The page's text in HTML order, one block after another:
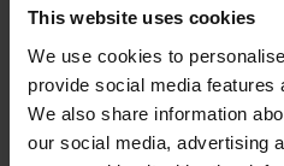
This website uses cookies
We use cookies to
provide social media features
We also share information
our social media, advertising
Créer un compte
Créez un compte en ligne
faire vos achats plus